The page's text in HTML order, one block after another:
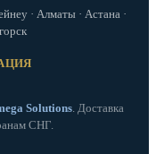
· Алматы · Астана ·
Solutions. Доставка
СНГ.